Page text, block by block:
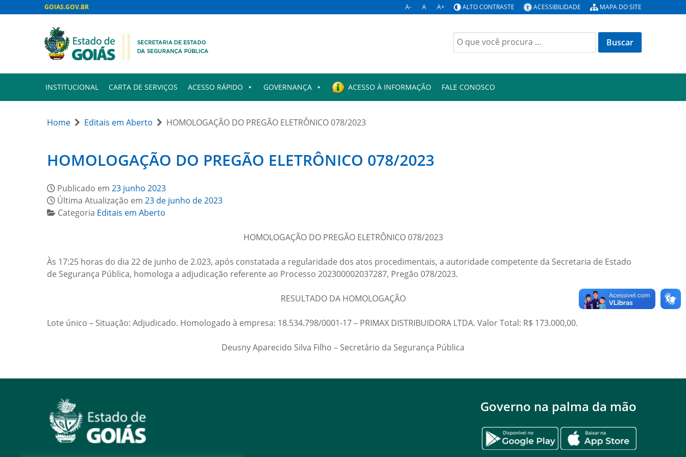
GOIAS.GOV.BR A- A A+ ALTO CONTRASTE ACESSIBILIDADE MAPA DO SITE
Buscar
por:
INSTITUCIONAL CARTA DE SERVIÇOS ACESSO RÁPIDO GOVERNANÇA ACESSO À INFORMAÇÃO FALE CONOSCO
Home Editais em Aberto HOMOLOGAÇÃO DO PREGÃO ELETRÔNICO 078/2023
HOMOLOGAÇÃO DO PREGÃO ELETRÔNICO 078/2023
Publicado em 23 junho 2023
Última Atualização em 23 de junho de 2023
Categoria Editais em Aberto
HOMOLOGAÇÃO DO PREGÃO ELETRÔNICO 078/2023
Às 17:25 horas do dia 22 de junho de 2.023, após constatada a regularidade dos atos procedimentais, a autoridade competente da Secretaria de Estado
de Segurança Pública, homologa a adjudicação referente ao Processo 202300002037287, Pregão 078/2023.
RESULTADO DA HOMOLOGAÇÃO
Lote único – Situação: Adjudicado. Homologado à empresa: 18.534.798/0001-17 – PRIMAX DISTRIBUIDORA LTDA. Valor Total: R$ 173.000,00.
Deusny Aparecido Silva Filho – Secretário da Segurança Pública
Governo na palma da mão